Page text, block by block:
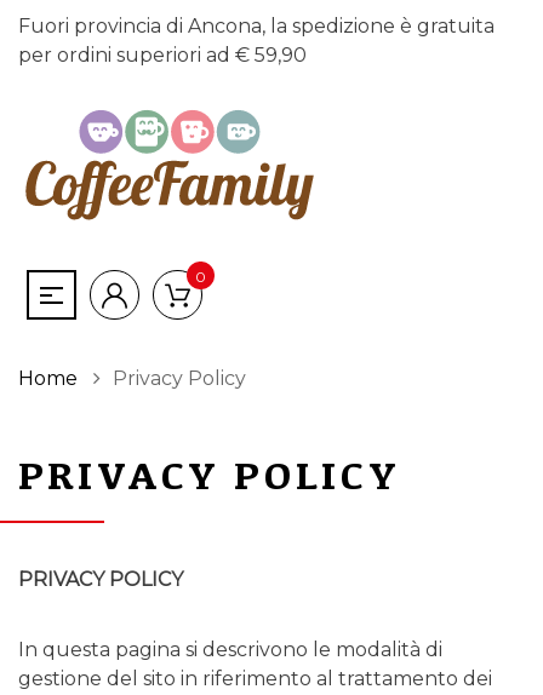
Fuori provincia di Ancona, la spedizione è gratuita
per ordini superiori ad € 59,90
0
Home Privacy Policy
PRIVACY POLICY
PRIVACY POLICY
In questa pagina si descrivono le modalità di
gestione del sito in riferimento al trattamento dei